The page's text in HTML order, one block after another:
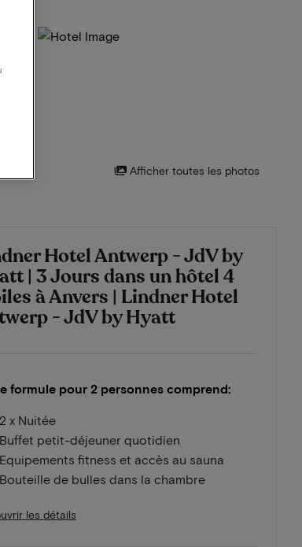
Afficher toutes les photos
Hotel Antwerp - JdV by
| 3 Jours dans un hôtel 4
à Anvers | Lindner Hotel
- JdV by Hyatt
formule pour 2 personnes comprend:
2 x Nuitée
Buffet petit-déjeuner quotidien
Equipements fitness et accès au sauna
Bouteille de bulles dans la chambre
les détails